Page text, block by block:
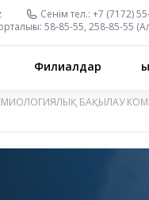
Сенім тел.: +7 (7172)
58-85-55, 258-85-55 (
Филиалдар
БАҚЫЛАУ